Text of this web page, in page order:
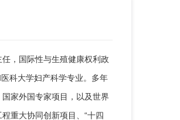
，国际性与生殖健康权利政
科大学妇产科学专业。多年
家外国专家项目，以及世界
重大协同创新项目、“十四